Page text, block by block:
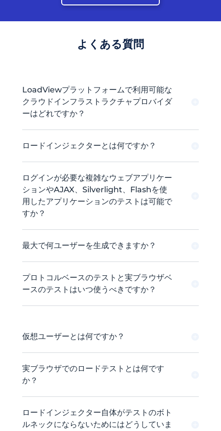
よくある質問
LoadViewプラットフォームで利用可能な
クラウドインフラストラクチャプロバイダ
ーはどれですか？
ロードインジェクターとは何ですか？
ログインが必要な複雑なウェブアプリケー
ションやAJAX、Silverlight、Flashを使
用したアプリケーションのテストは可能で
すか？
最大で何ユーザーを生成できますか？
プロトコルベースのテストと実ブラウザベ
ースのテストはいつ使うべきですか？
仮想ユーザーとは何ですか？
実ブラウザでのロードテストとは何です
か？
ロードインジェクター自体がテストのボト
ルネックにならないためにはどうしていま